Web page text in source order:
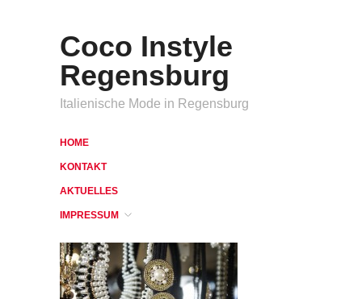
Coco Instyle
Regensburg
Italienische Mode in Regensburg
HOME
KONTAKT
AKTUELLES
IMPRESSUM